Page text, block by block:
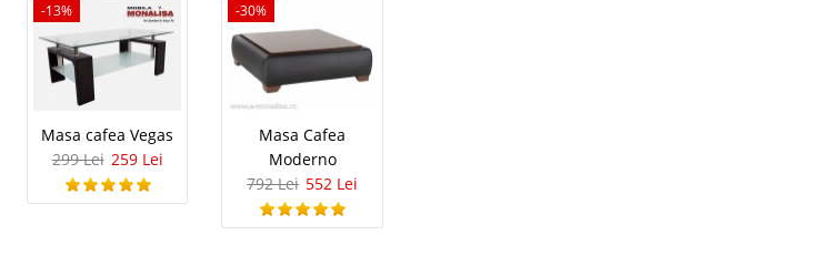
-13%
Masa cafea Vegas
299 Lei 259 Lei
-30%
Masa Cafea
Moderno
792 Lei 552 Lei